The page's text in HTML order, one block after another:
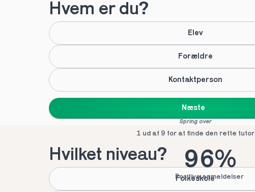
Hvem er du?
Elev
Forældre
Kontaktperson
Næste
Spring over
1 ud af 9 for at finde den rette tutor
Hvilket niveau?
Folkeskole
96%
Positive anmeldelser